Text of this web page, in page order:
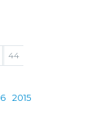
44
2015